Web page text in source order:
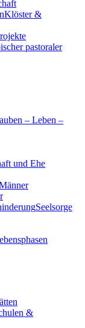
Klöster &
pastoraler
– Leben –
und Ehe
Seelsorge
&